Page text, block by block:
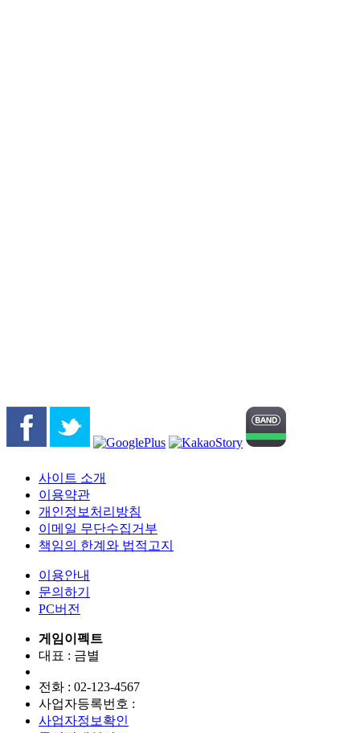
사이트 소개
이용약관
개인정보처리방침
이메일 무단수집거부
책임의 한계와 법적고지
이용안내
문의하기
PC버전
게임이펙트
대표 : 금별
전화 : 02-123-4567
사업자등록번호 :
사업자정보확인